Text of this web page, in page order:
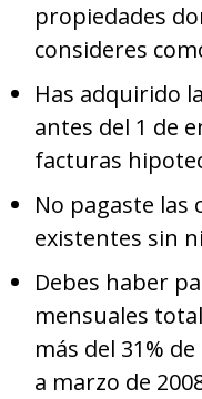
propiedades
consideres
Has adquirido
antes del 1 de
facturas
No pagaste las
existentes sin
Debes haber
mensuales
más del 31%
a marzo de